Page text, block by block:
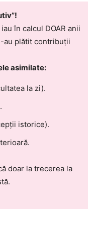
în calcul DOAR anii
au plătit contribuții
asimilate:
la zi).
istorice).
doar la trecerea la